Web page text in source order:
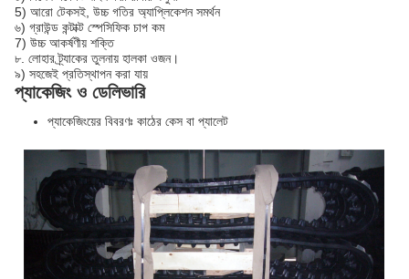
5) আরো টেকসই, উচ্চ গতির অ্যাপ্লিকেশন সমর্থন
৬) গ্রাউন্ড কন্টাক্ট স্পেসিফিক চাপ কম
7) উচ্চ আকর্ষণীয় শক্তি
৮. লোহার ট্র্যাকের তুলনায় হালকা ওজন।
৯) সহজেই প্রতিস্থাপন করা যায়
প্যাকেজিং ও ডেলিভারি
প্যাকেজিংয়ের বিবরণঃ কাঠের কেস বা প্যালেট